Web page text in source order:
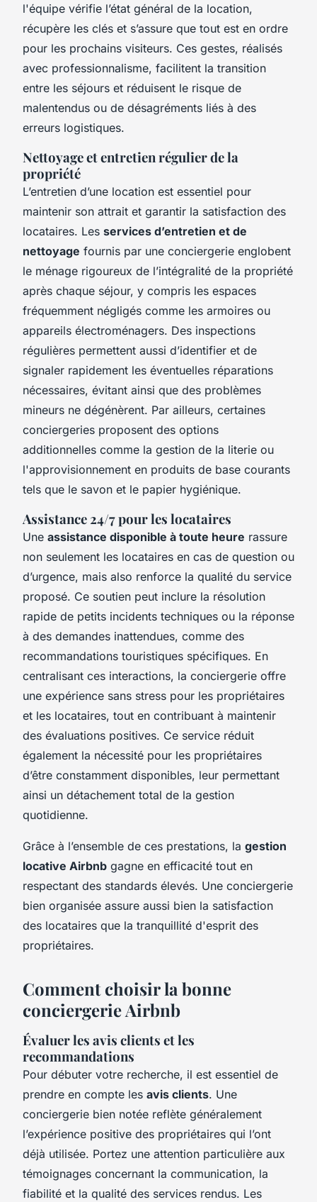
l'équipe vérifie l’état général de la location,
récupère les clés et s’assure que tout est en ordre
pour les prochains visiteurs. Ces gestes, réalisés
avec professionnalisme, facilitent la transition
entre les séjours et réduisent le risque de
malentendus ou de désagréments liés à des
erreurs logistiques.
Nettoyage et entretien régulier de la
propriété
L’entretien d’une location est essentiel pour
maintenir son attrait et garantir la satisfaction des
locataires. Les services d’entretien et de
nettoyage fournis par une conciergerie englobent
le ménage rigoureux de l’intégralité de la propriété
après chaque séjour, y compris les espaces
fréquemment négligés comme les armoires ou
appareils électroménagers. Des inspections
régulières permettent aussi d’identifier et de
signaler rapidement les éventuelles réparations
nécessaires, évitant ainsi que des problèmes
mineurs ne dégénèrent. Par ailleurs, certaines
conciergeries proposent des options
additionnelles comme la gestion de la literie ou
l'approvisionnement en produits de base courants
tels que le savon et le papier hygiénique.
Assistance 24/7 pour les locataires
Une assistance disponible à toute heure rassure
non seulement les locataires en cas de question ou
d’urgence, mais also renforce la qualité du service
proposé. Ce soutien peut inclure la résolution
rapide de petits incidents techniques ou la réponse
à des demandes inattendues, comme des
recommandations touristiques spécifiques. En
centralisant ces interactions, la conciergerie offre
une expérience sans stress pour les propriétaires
et les locataires, tout en contribuant à maintenir
des évaluations positives. Ce service réduit
également la nécessité pour les propriétaires
d’être constamment disponibles, leur permettant
ainsi un détachement total de la gestion
quotidienne.
Grâce à l’ensemble de ces prestations, la gestion
locative Airbnb gagne en efficacité tout en
respectant des standards élevés. Une conciergerie
bien organisée assure aussi bien la satisfaction
des locataires que la tranquillité d'esprit des
propriétaires.
Comment choisir la bonne
conciergerie Airbnb
Évaluer les avis clients et les
recommandations
Pour débuter votre recherche, il est essentiel de
prendre en compte les avis clients. Une
conciergerie bien notée reflète généralement
l’expérience positive des propriétaires qui l’ont
déjà utilisée. Portez une attention particulière aux
témoignages concernant la communication, la
fiabilité et la qualité des services rendus. Les